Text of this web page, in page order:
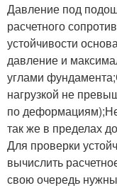
Давление под
расчетного
устойчивости
давление и
углами
нагрузкой не
по
так же в пределах
Для проверки
вычислить
свою очередь